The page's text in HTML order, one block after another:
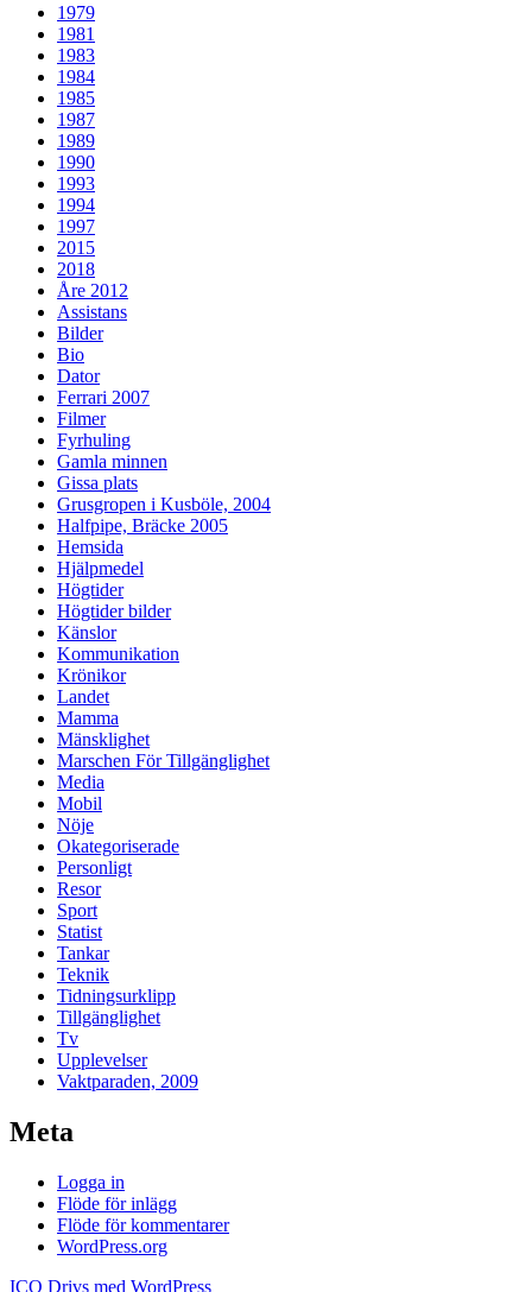
1979
1981
1983
1984
1985
1987
1989
1990
1993
1994
1997
2015
2018
Åre 2012
Assistans
Bilder
Bio
Dator
Ferrari 2007
Filmer
Fyrhuling
Gamla minnen
Gissa plats
Grusgropen i Kusböle, 2004
Halfpipe, Bräcke 2005
Hemsida
Hjälpmedel
Högtider
Högtider bilder
Känslor
Kommunikation
Krönikor
Landet
Mamma
Mänsklighet
Marschen För Tillgänglighet
Media
Mobil
Nöje
Okategoriserade
Personligt
Resor
Sport
Statist
Tankar
Teknik
Tidningsurklipp
Tillgänglighet
Tv
Upplevelser
Vaktparaden, 2009
Meta
Logga in
Flöde för inlägg
Flöde för kommentarer
WordPress.org
ICQ Drivs med WordPress